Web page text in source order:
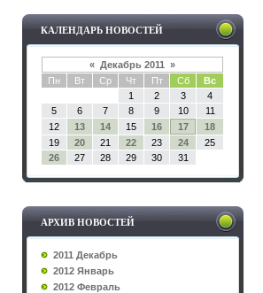
КАЛЕНДАРЬ НОВОСТЕЙ
« Декабрь 2011 »
Пн
Вт Ср Чт Пт Сб
Вс
1
2 3
4
5
6 7 8 9 10
11
12
13 14 15 16 17
18
19
20 21 22 23 24
25
26
27 28 29 30 31
АРХИВ НОВОСТЕЙ
2011 Декабрь
2012 Январь
2012 Февраль